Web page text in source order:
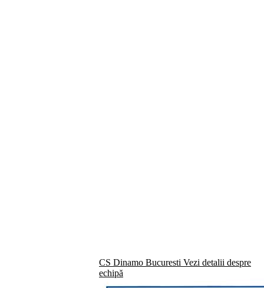
CS Dinamo Bucuresti Vezi detalii despre
echipă